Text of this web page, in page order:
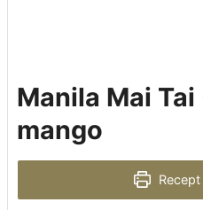
Manila Mai
mango